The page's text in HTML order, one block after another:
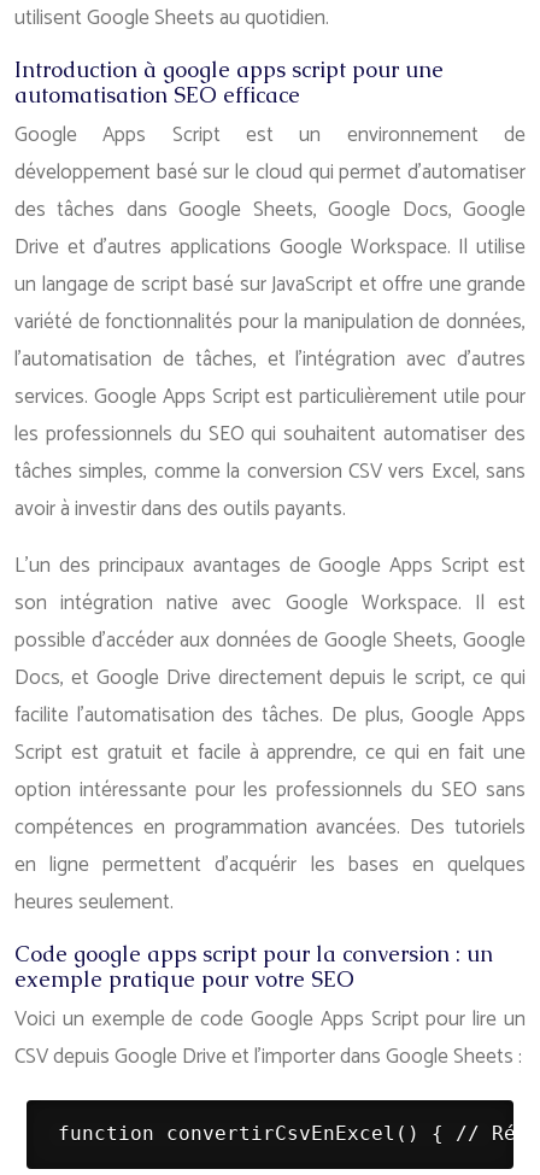
utilisent Google Sheets au quotidien.
Introduction à google apps script pour une
automatisation SEO efficace
Google Apps Script est un environnement de
développement basé sur le cloud qui permet d’automatiser
des tâches dans Google Sheets, Google Docs, Google
Drive et d’autres applications Google Workspace. Il utilise
un langage de script basé sur JavaScript et offre une grande
variété de fonctionnalités pour la manipulation de données,
l’automatisation de tâches, et l’intégration avec d’autres
services. Google Apps Script est particulièrement utile pour
les professionnels du SEO qui souhaitent automatiser des
tâches simples, comme la conversion CSV vers Excel, sans
avoir à investir dans des outils payants.
L’un des principaux avantages de Google Apps Script est
son intégration native avec Google Workspace. Il est
possible d’accéder aux données de Google Sheets, Google
Docs, et Google Drive directement depuis le script, ce qui
facilite l’automatisation des tâches. De plus, Google Apps
Script est gratuit et facile à apprendre, ce qui en fait une
option intéressante pour les professionnels du SEO sans
compétences en programmation avancées. Des tutoriels
en ligne permettent d’acquérir les bases en quelques
heures seulement.
Code google apps script pour la conversion : un
exemple pratique pour votre SEO
Voici un exemple de code Google Apps Script pour lire un
CSV depuis Google Drive et l’importer dans Google Sheets :
function convertirCsvEnExcel() { //